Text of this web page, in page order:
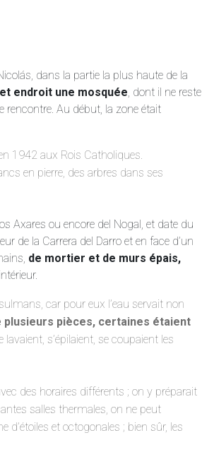
dans la partie la plus haute de la
endroit une mosquée , dont il ne reste
rencontre. Au début, la zone était
1942 aux Rois Catholiques.
en pierre, des arbres dans ses
Axares ou encore del Nogal, et date du
de la Carrera del Darro et en face d’un
de mortier et de murs épais,
car pour eux l’eau servait non
plusieurs pièces, certaines étaient
s’épilaient, se coupaient les
des horaires différents ; on y préparait
salles thermales, on ne peut
d’étoiles et octogonales ; bien sûr, les